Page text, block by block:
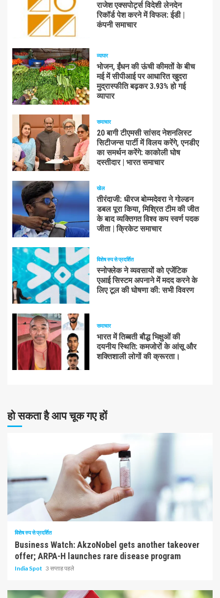
राजेश एक्सपोर्ट्स विदेशी लेनदेन
रिकॉर्ड पेश करने में विफल: ईडी |
कंपनी समाचार
व्यापार
भोजन, ईंधन की ऊंची कीमतों के बीच
मई में सीपीआई पर आधारित खुदरा
मुद्रास्फीति बढ़कर 3.93% हो गई
व्यापार
समाचार
20 बागी टीएमसी सांसद नेशनलिस्ट
सिटीजन्स पार्टी में विलय करेंगे, एनडीए
का समर्थन करेंगे: काकोली घोष
दस्तीदार | भारत समाचार
खेल
तीरंदाजी: धीरज बोम्मदेवरा ने गोल्डन
डबल पूरा किया, मिश्रित टीम की जीत
के बाद व्यक्तिगत विश्व कप स्वर्ण पदक
जीता | क्रिकेट समाचार
विशेष रुप से प्रदर्शित
स्नोफ्लेक ने व्यवसायों को एजेंटिक
एआई सिस्टम अपनाने में मदद करने के
लिए टूल की घोषणा की: सभी विवरण
समाचार
भारत में तिब्बती बौद्ध भिक्षुओं की
दयनीय स्थिति: कमजोरों के आंसू और
शक्तिशाली लोगों की क्रूरता।
हो सकता है आप चूक गए हों
10 न्यूनतम पढ़ा
विशेष रुप से प्रदर्शित
Business Watch: AkzoNobel gets another takeover
offer; ARPA-H launches rare disease program
India Spot 3 सप्ताह पहले